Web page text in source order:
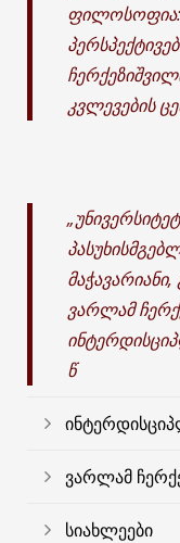
ᲑᲘᲑᲚᲘᲝᲗᲔᲙᲐ
ᲡᲢᲣᲓᲔᲜᲢᲣᲠᲘ
ᲙᲝᲜᲢᲐᲥᲢᲘ
ფილოსოფია:
კვლევების
ვარლამ
წ
ვარლამ
სიახლეები